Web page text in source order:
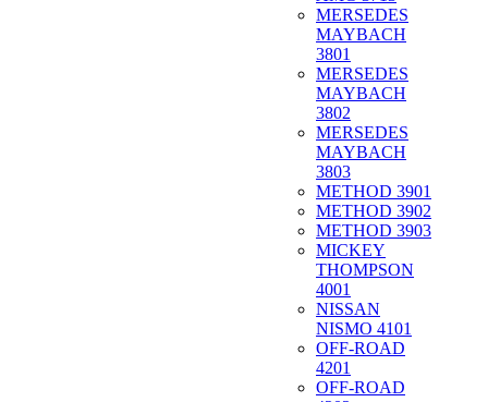
MERSEDES
MAYBACH
3801
MERSEDES
MAYBACH
3802
MERSEDES
MAYBACH
3803
METHOD 3901
METHOD 3902
METHOD 3903
MICKEY
THOMPSON
4001
NISSAN
NISMO 4101
OFF-ROAD
4201
OFF-ROAD